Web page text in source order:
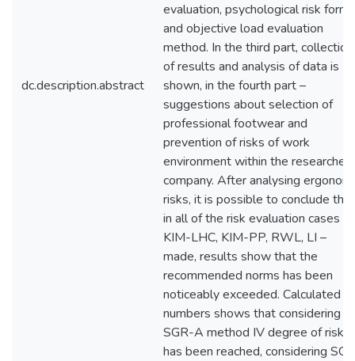
dc.description.abstract
evaluation, psychological risk forms
and objective load evaluation
method. In the third part, collection
of results and analysis of data is
shown, in the fourth part –
suggestions about selection of
professional footwear and
prevention of risks of work
environment within the researched
company. After analysing
risks, it is possible to conclude that
in all of the risk evaluation cases -
KIM-LHC, KIM-PP, RWL, LI –
made, results show that the
recommended norms has been
noticeably exceeded. Calculated
numbers shows that considering
SGR-A method IV degree of risk
has been reached, considering